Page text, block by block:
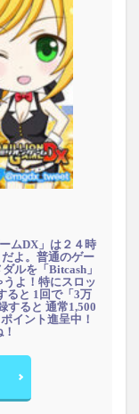
ムDX」は２４時
よ。普通のゲー
ルを「Bitcash」
よ！特にスロッ
ると 1回で「3万
すると 通常1,500
イント進呈中！